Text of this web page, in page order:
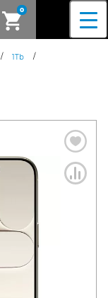
0
/ 1Tb
/